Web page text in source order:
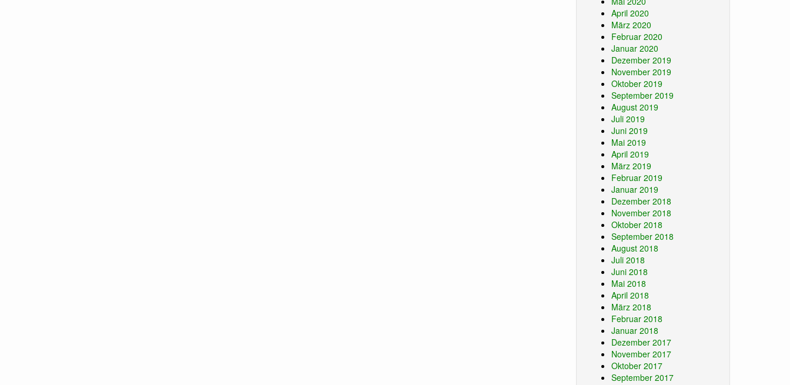
April 2020
März 2020
Februar 2020
Januar 2020
Dezember 2019
November 2019
Oktober 2019
September 2019
August 2019
Juli 2019
Juni 2019
Mai 2019
April 2019
März 2019
Februar 2019
Januar 2019
Dezember 2018
November 2018
Oktober 2018
September 2018
August 2018
Juli 2018
Juni 2018
Mai 2018
April 2018
März 2018
Februar 2018
Januar 2018
Dezember 2017
November 2017
Oktober 2017
September 2017